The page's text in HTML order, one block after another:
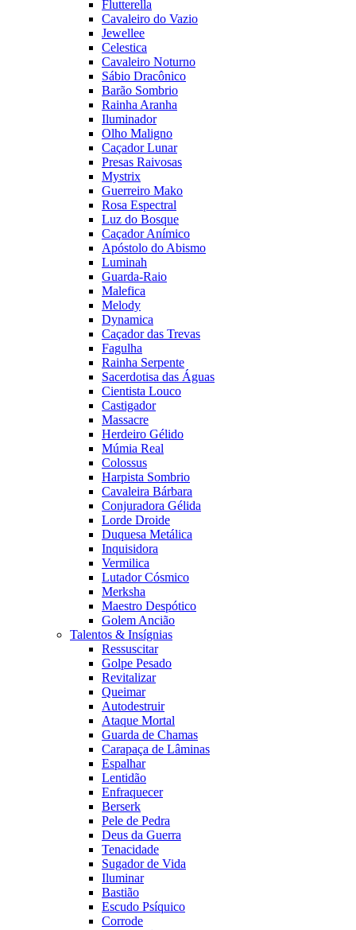
Flutterella
Cavaleiro do Vazio
Jewellee
Celestica
Cavaleiro Noturno
Sábio Dracônico
Barão Sombrio
Rainha Aranha
Iluminador
Olho Maligno
Caçador Lunar
Presas Raivosas
Mystrix
Guerreiro Mako
Rosa Espectral
Luz do Bosque
Caçador Anímico
Apóstolo do Abismo
Luminah
Guarda-Raio
Malefica
Melody
Dynamica
Caçador das Trevas
Fagulha
Rainha Serpente
Sacerdotisa das Águas
Cientista Louco
Castigador
Massacre
Herdeiro Gélido
Múmia Real
Colossus
Harpista Sombrio
Cavaleira Bárbara
Conjuradora Gélida
Lorde Droide
Duquesa Metálica
Inquisidora
Vermilica
Lutador Cósmico
Merksha
Maestro Despótico
Golem Ancião
Talentos & Insígnias
Ressuscitar
Golpe Pesado
Revitalizar
Queimar
Autodestruir
Ataque Mortal
Guarda de Chamas
Carapaça de Lâminas
Espalhar
Lentidão
Enfraquecer
Berserk
Pele de Pedra
Deus da Guerra
Tenacidade
Sugador de Vida
Iluminar
Bastião
Escudo Psíquico
Corrode